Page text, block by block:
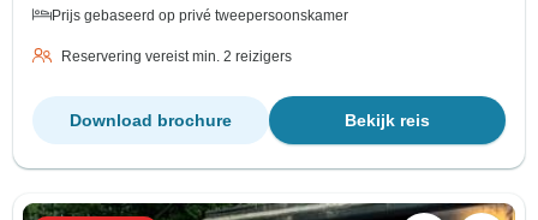
Prijs gebaseerd op privé tweepersoonskamer
Reservering vereist min. 2 reizigers
Bekijk reis
Download brochure